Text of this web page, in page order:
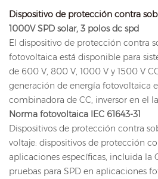
Dispositivo de protección contra
1000V SPD solar, 3 polos dc spd
El dispositivo de protección contra
fotovoltaica está disponible para
de 600 V, 800 V, 1000 V y 1500 V
generación de energía fotovoltaica
combinadora de CC, inversor en el
Norma fotovoltaica IEC 61643-31
Dispositivos de protección contra
voltaje: dispositivos de protección
aplicaciones específicas, incluida la
pruebas para SPD en aplicaciones